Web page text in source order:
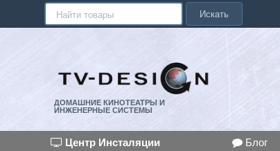
Искать
ДОМАШНИЕ КИНОТЕАТРЫ И
ИНЖЕНЕРНЫЕ СИСТЕМЫ
Центр Инсталяции Блог